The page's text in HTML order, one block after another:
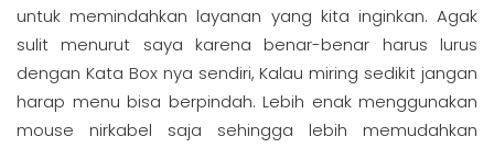
untuk memindahkan layanan yang kita inginkan. Agak
sulit menurut saya karena benar-benar harus lurus
dengan Kata Box nya sendiri, Kalau miring sedikit jangan
harap menu bisa berpindah. Lebih enak menggunakan
mouse nirkabel saja sehingga lebih memudahkan